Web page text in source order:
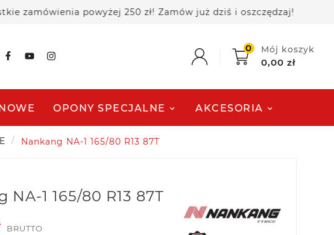
powyżej 250 zł! Zamów już dziś i oszczędzaj!
0 Mój koszyk
0,00 zł
OPONY SPECJALNE AKCESORIA
Nankang NA-1 165/80 R13 87T
NA-1 165/80 R13 87T
BRUTTO